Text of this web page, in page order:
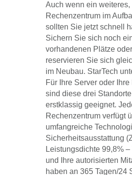
Auch wenn ein weiteres,
Rechenzentrum im
sollten Sie jetzt schnell
Sichern Sie sich noch
vorhandenen Plätze oder
reservieren Sie sich
im Neubau. StarTech
Für Ihre Server oder
sind diese drei
erstklassig geeignet.
Rechenzentrum verfügt
umfangreiche
Sicherheitsausstattung
Leistungsdichte 99,8%
und Ihre autorisierten
haben an 365 Tagen/24